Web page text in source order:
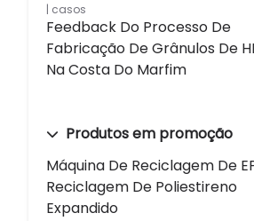
casos
Feedback Do Processo De
Fabricação De Grânulos De
Na Costa Do Marfim
Produtos em promoção
Máquina De Reciclagem De
Reciclagem De Poliestireno
Expandido